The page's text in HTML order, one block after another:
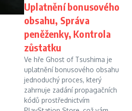
Uplatnění bonusového
obsahu, Správa
peněženky, Kontrola
zůstatku
Ve hře Ghost of Tsushima je
uplatnění bonusového obsahu
jednoduchý proces, který
zahrnuje zadání propagačních
kódů prostřednictvím